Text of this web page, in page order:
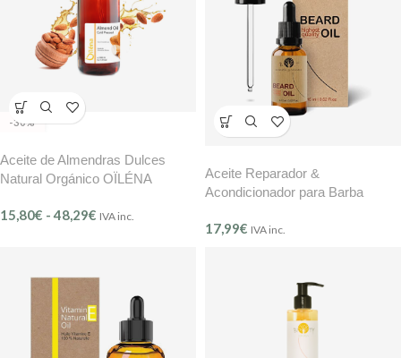
-30%
Aceite de Almendras Dulces
Natural Orgánico OÏLÉNA
15,80€ - 48,29€ IVA inc.
Aceite Reparador &
Acondicionador para Barba
17,99€ IVA inc.